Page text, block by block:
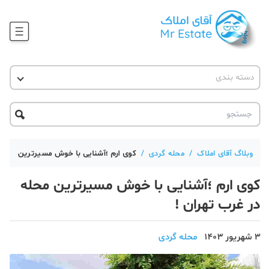
آموزش املاک
حقوقی
آکادمی
دسته بندی
آقای مشاور املاک
آکادمی آقای املاک
آموزش املاک
آموزش پلتفرم آقای املاک
تحلیل مسکن
وبلاگ آقای املاک / محله گردی / کوی ارم ؛آشنایی با خوش مسیرترین
کوی ارم ؛آشنایی با خوش مسیرترین محله
در غرب تهران !
3 شهریور 1403 محله گردی